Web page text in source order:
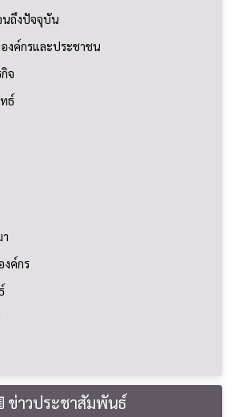
นถึงปัจจุบัน
งค์กรและประชาชน
จ
ธ์
งค์กร
ข่าวประชาสัมพันธ์